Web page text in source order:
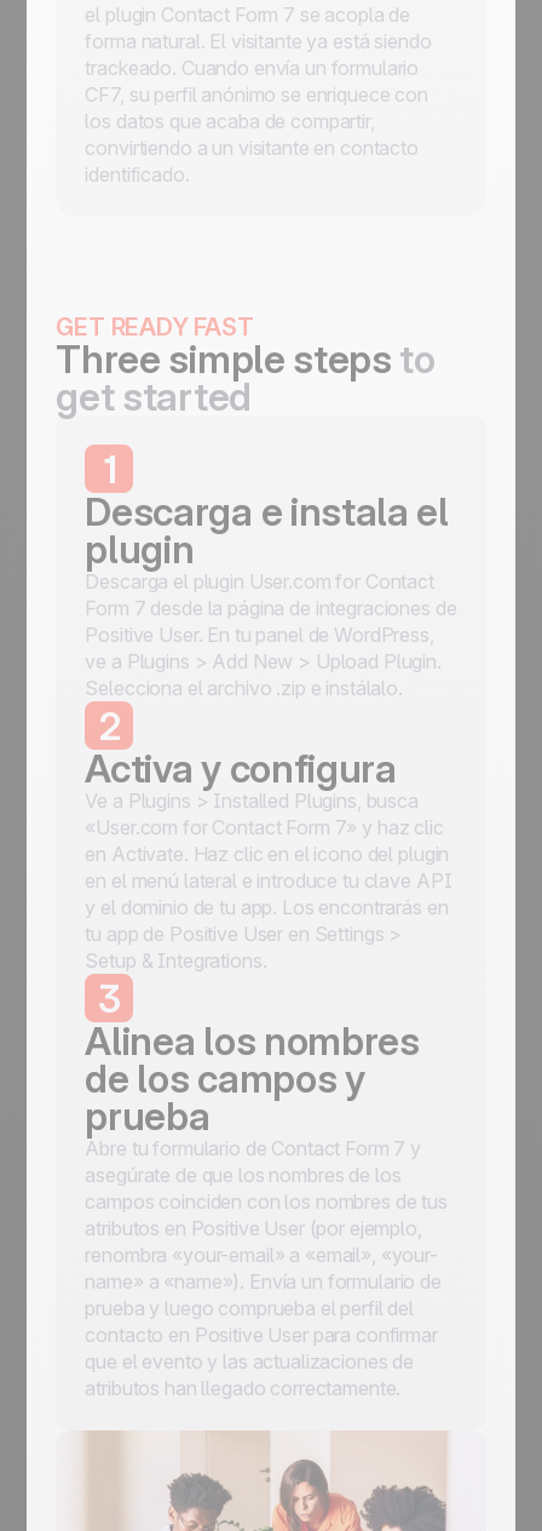
el plugin Contact Form 7 se acopla de
forma natural. El visitante ya está siendo
trackeado. Cuando envía un formulario
CF7, su perfil anónimo se enriquece con
los datos que acaba de compartir,
convirtiendo a un visitante en contacto
identificado.
GET READY FAST
Three simple steps to
get started
1
Descarga e instala el
plugin
Descarga el plugin User.com for Contact
Form 7 desde la página de integraciones de
Positive User. En tu panel de WordPress,
ve a Plugins > Add New > Upload Plugin.
Selecciona el archivo .zip e instálalo.
2
Activa y configura
Ve a Plugins > Installed Plugins, busca
«User.com for Contact Form 7» y haz clic
en Activate. Haz clic en el icono del plugin
en el menú lateral e introduce tu clave API
y el dominio de tu app. Los encontrarás en
tu app de Positive User en Settings >
Setup & Integrations.
3
Alinea los nombres
de los campos y
prueba
Abre tu formulario de Contact Form 7 y
asegúrate de que los nombres de los
campos coinciden con los nombres de tus
atributos en Positive User (por ejemplo,
renombra «your-email» a «email», «your-
name» a «name»). Envía un formulario de
prueba y luego comprueba el perfil del
contacto en Positive User para confirmar
que el evento y las actualizaciones de
atributos han llegado correctamente.